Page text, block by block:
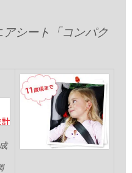
シート「コンパク